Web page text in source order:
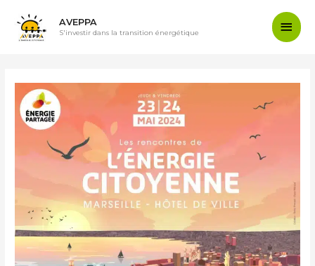
AVEPPA
S'investir dans la transition énergétique